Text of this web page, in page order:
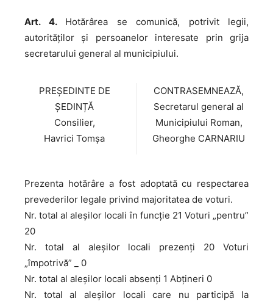
Art. 4. Hotărârea se comunică, potrivit legii,
autorităţilor şi persoanelor interesate prin grija
secretarului general al municipiului.
PREȘEDINTE DE
ȘEDINȚĂ
Consilier,
Havrici Tomșa
CONTRASEMNEAZĂ,
Secretarul general al
Municipiului Roman,
Gheorghe CARNARIU
Prezenta hotărâre a fost adoptată cu respectarea
prevederilor legale privind majoritatea de voturi.
Nr. total al aleșilor locali în funcție 21 Voturi „pentru”
20
Nr. total al aleșilor locali prezenți 20 Voturi
„împotrivă” _ 0
Nr. total al aleșilor locali absenți 1 Abțineri 0
Nr. total al aleșilor locali care nu participă la